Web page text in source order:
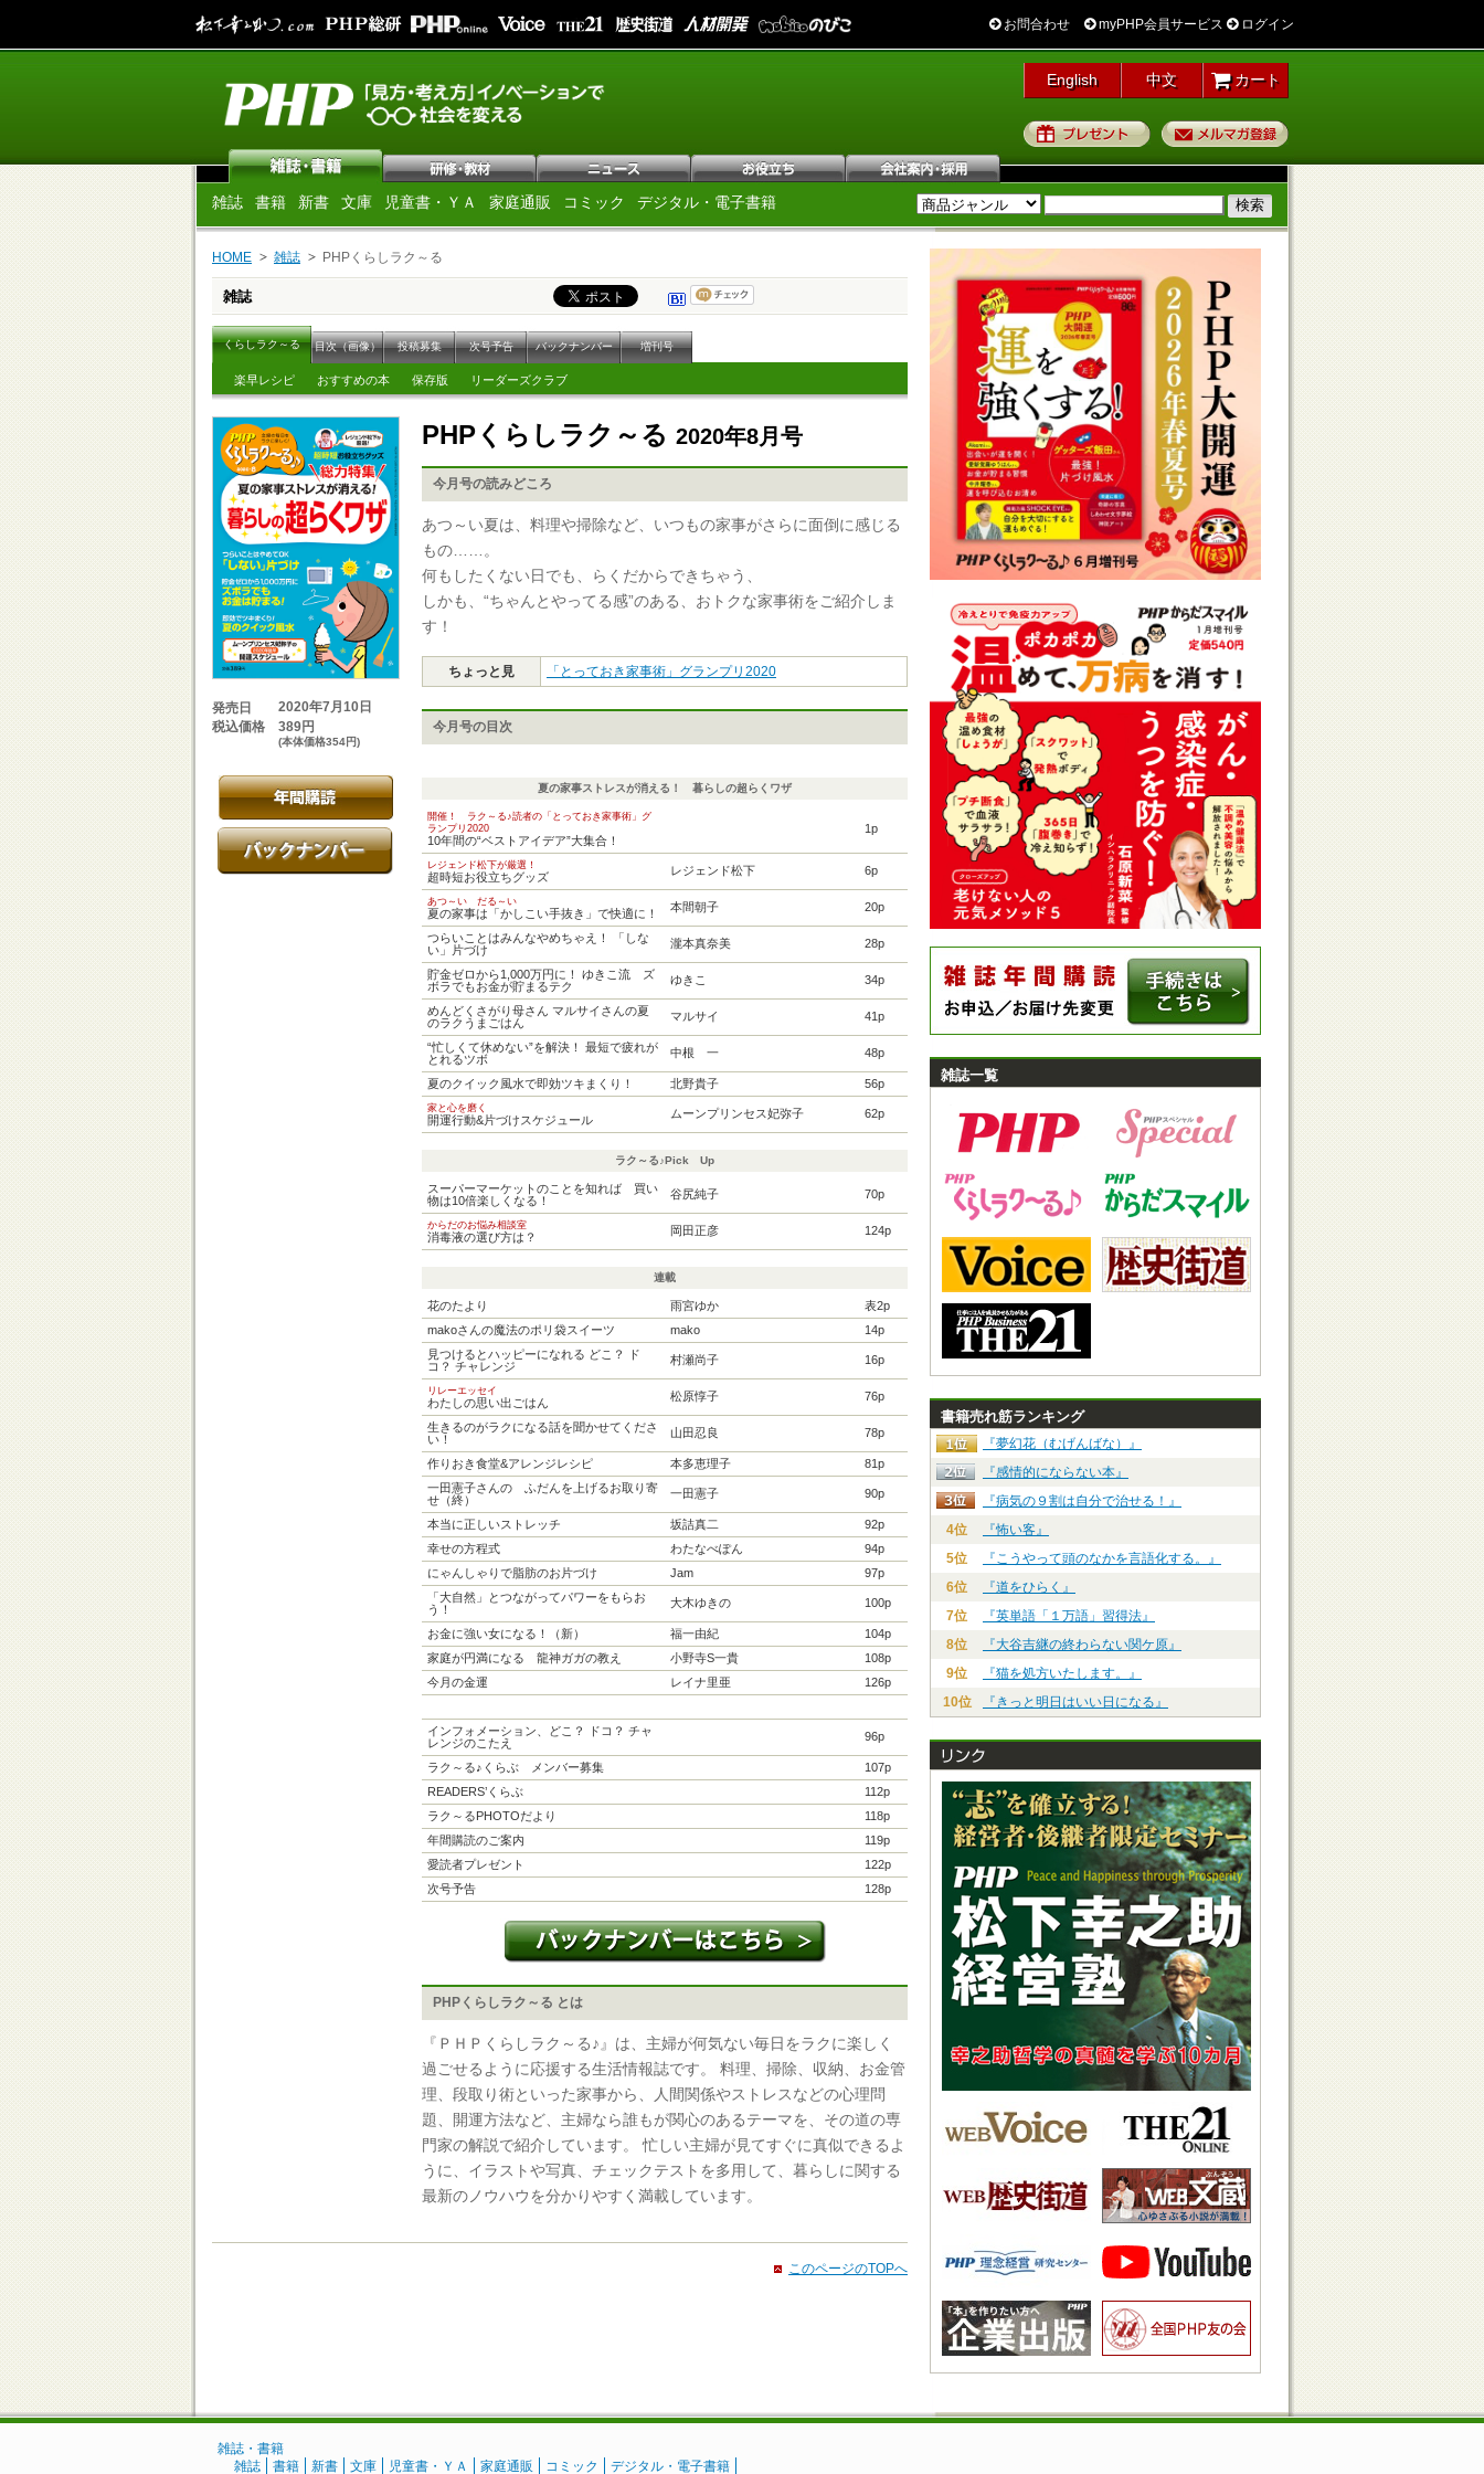
お問合わせ myPHP会員サービス ログイン
English 中文 カート
プレゼント
雑誌 書籍 新書 文庫 児童書・ＹＡ 家庭通販 コミック デジタル・電子書籍
HOME 雑誌 PHPくらしラク～る
雑誌
くらしラク～る 目次（画像） 投稿募集 次号予告 バックナンバー 増刊号
楽早レシピ おすすめの本 保存版 リーダーズクラブ
発売日
2020年7月10日
税込価格
389円
(本体価格354円)
PHPくらしラク～る 2020年8月号
今月号の読みどころ
あつ～い夏は、料理や掃除など、いつもの家事がさらに面倒に感じる
もの……。
何もしたくない日でも、らくだからできちゃう、
しかも、“ちゃんとやってる感”のある、おトクな家事術をご紹介しま
す！
ちょっと見 「とっておき家事術」グランプリ2020
今月号の目次
夏の家事ストレスが消える！ 暮らしの超らくワザ
開催！ ラク～る♪読者の「とっておき家事術」グ
ランプリ2020
10年間の“ベストアイデア”大集合！
1p
レジェンド松下が厳選！
超時短お役立ちグッズ レジェンド松下 6p
あつ～い だる～い
夏の家事は「かしこい手抜き」で快適に！ 本間朝子 20p
つらいことはみんなやめちゃえ！ 「しな
い」片づけ
瀧本真奈美 28p
貯金ゼロから1,000万円に！ ゆきこ流 ズ
ボラでもお金が貯まるテク
ゆきこ 34p
めんどくさがり母さん マルサイさんの夏
のラクうまごはん
マルサイ 41p
“忙しくて休めない”を解決！ 最短で疲れが
とれるツボ
中根 一 48p
夏のクイック風水で即効ツキまくり！ 北野貴子 56p
家と心を磨く
開運行動&片づけスケジュール ムーンプリンセス妃弥子 62p
ラク～る♪Pick Up
スーパーマーケットのことを知れば 買い
物は10倍楽しくなる！
谷尻純子 70p
からだのお悩み相談室
消毒液の選び方は？ 岡田正彦 124p
連載
花のたより 雨宮ゆか
表2p
makoさんの魔法のポリ袋スイーツ
mako
14p
見つけるとハッピーになれる どこ？ ド
コ？ チャレンジ
村瀬尚子 16p
リレーエッセイ
わたしの思い出ごはん 松原惇子 76p
生きるのがラクになる話を聞かせてくださ
い！
山田忍良 78p
作りおき食堂&アレンジレシピ 本多恵理子
81p
一田憲子さんの ふだんを上げるお取り寄
せ（終）
一田憲子 90p
本当に正しいストレッチ 坂詰真二
92p
幸せの方程式
わたなべぽん
94p
にゃんしゃりで脂肪のお片づけ
Jam
97p
「大自然」とつながってパワーをもらお
う！
大木ゆきの 100p
お金に強い女になる！（新） 福一由紀
104p
家庭が円満になる 龍神ガガの教え
小野寺S一貴
108p
今月の金運
レイナ里亜 126p
インフォメーション、どこ？ ドコ？ チャ
レンジのこたえ
96p
ラク～る♪くらぶ メンバー募集
107p
READERS’くらぶ
112p
ラク～るPHOTOだより
118p
年間購読のご案内
119p
愛読者プレゼント
122p
次号予告
128p
PHPくらしラク～る とは
『ＰＨＰくらしラク～る♪』は、主婦が何気ない毎日をラクに楽しく
過ごせるように応援する生活情報誌です。 料理、掃除、収納、お金管
理、段取り術といった家事から、人間関係やストレスなどの心理問
題、開運方法など、主婦なら誰もが関心のあるテーマを、その道の専
門家の解説で紹介しています。 忙しい主婦が見てすぐに真似できるよ
うに、イラストや写真、チェックテストを多用して、暮らしに関する
最新のノウハウを分かりやすく満載しています。
このページのTOPへ
雑誌一覧
書籍売れ筋ランキング
『夢幻花（むげんばな）』
『感情的にならない本』
『病気の９割は自分で治せる！』
4位
『怖い客』
5位
『こうやって頭のなかを言語化する。』
6位
『道をひらく』
7位
『英単語「１万語」習得法』
8位
『大谷吉継の終わらない関ケ原』
9位
『猫を処方いたします。』
10位
『きっと明日はいい日になる』
雑誌・書籍
雑誌
書籍 新書 文庫 児童書・ＹＡ 家庭通販 コミック デジタル・電子書籍